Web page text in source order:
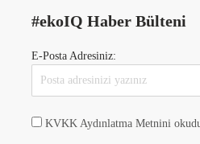
#ekoIQ Haber Bülteni
E-Posta Adresiniz:
KVKK Aydınlatma Metnini